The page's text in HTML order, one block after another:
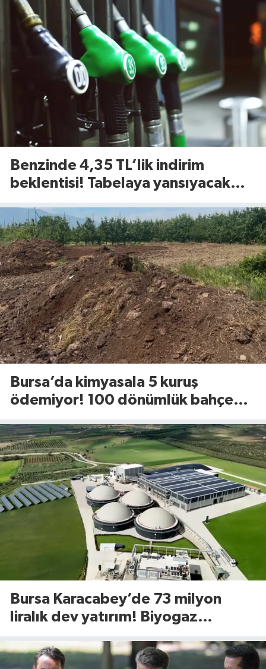
Benzinde 4,35 TL’lik indirim
beklentisi! Tabelaya yansıyacak
Bursa’da kimyasala 5 kuruş
ödemiyor! 100 dönümlük bahçede
Bursa Karacabey’de 73 milyon
liralık dev yatırım! Biyogaz
yükseliyor